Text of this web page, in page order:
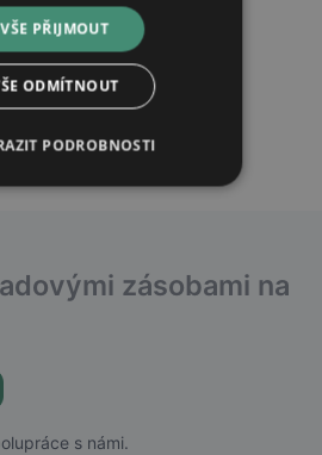
zpracování osobních údajů
zásobami na
s námi.
VŠE PŘIJMOUT
ODMÍTNOUT
PODROBNOSTI